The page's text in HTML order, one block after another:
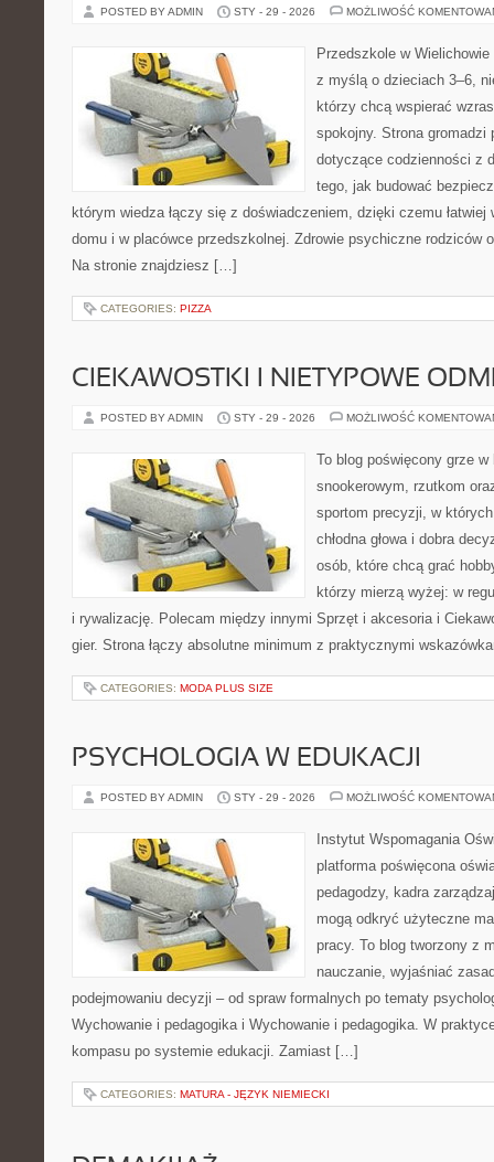
POSTED BY ADMIN STY - 29 - 2026 MOŻLIWOŚĆ
Przedszkole w
z myślą o dzieciach 3–6,
którzy chcą wspierać
spokojny. Strona gromadzi
dotyczące codzienności z
tego, jak budować
którym wiedza łączy się z doświadczeniem, dzięki czemu łatwiej
domu i w placówce przedszkolnej. Zdrowie psychiczne rodziców
Na stronie znajdziesz […]
CATEGORIES: PIZZA
CIEKAWOSTKI I NIETYPOWE
POSTED BY ADMIN STY - 29 - 2026 MOŻLIWOŚĆ
To blog poświęcony grze
snookerowym, rzutkom
sportom precyzji, w
chłodna głowa i dobra
osób, które chcą grać
którzy mierzą wyżej: w
i rywalizację. Polecam między innymi Sprzęt i akcesoria i
gier. Strona łączy absolutne minimum z praktycznymi
CATEGORIES: MODA PLUS SIZE
PSYCHOLOGIA W EDUKACJI
POSTED BY ADMIN STY - 29 - 2026 MOŻLIWOŚĆ
Instytut Wspomagania
platforma poświęcona
pedagodzy, kadra
mogą odkryć użyteczne
pracy. To blog tworzony z
nauczanie, wyjaśniać
podejmowaniu decyzji – od spraw formalnych po tematy
Wychowanie i pedagogika i Wychowanie i pedagogika. W
kompasu po systemie edukacji. Zamiast […]
CATEGORIES: MATURA - JĘZYK NIEMIECKI